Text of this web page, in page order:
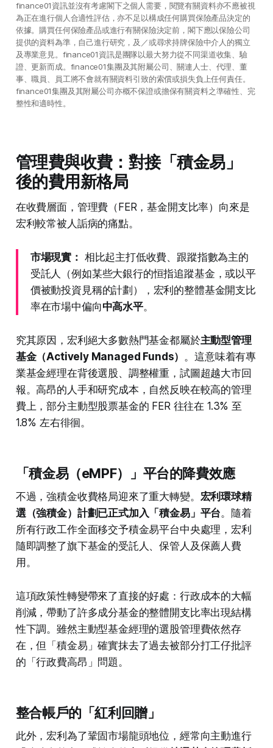
finance01資訊並沒有考慮閣下之個人需要，閱覽有關資料亦不應被視
為正在進行個人合適性評估，亦不足以構成任何購買保險產品決定的
依據。購買任何保險產品或進行有關保險決定前，閣下應以保險公司
提供的資料為準，自己進行研究，及／或尋求持牌保險中介人的獨立
及專業意見。finance01資訊是團隊以最大努力從不同渠道收集、驗
證、更新而成。finance01集團及其附屬公司、關連人士、代理、董
事、職員、員工將不會就有關資料引致的索償或損失負上任何責任。
finance01集團及其附屬公司亦概不保證或擔保有關資料之準確性、完
整性和適時性。
管理費與收費：對接「積金易」
後的費用新格局
在收費層面，管理費（FER，基金開支比率）向來是
宏利較常被人詬病的痛點。
市場現實： 相比起主打低收費、跟蹤指數為主的
受託人（例如某些大銀行的恒指追蹤基金，或以平
價被動投資見稱的計劃），宏利的整體基金開支比
率在市場中偏向中高水平。
究其原因，宏利絕大多數熱門基金都屬於主動型管理
基金（Actively Managed Funds） 。這意味着有專
業基金經理在背後選股、調整權重，試圖超越大市回
報。高昂的人手和研究成本，自然反映在較高的管理
費上，部分主動型股票基金的 FER 往往在 1.3% 至
1.8% 左右徘徊。
「積金易（eMPF）」平台的降費效應
不過，強積金收費格局迎來了重大轉變。 宏利環球精
選（強積金）計劃已正式加入「積金易」平台。隨着
所有行政工作全面移交予積金易平台中央處理，宏利
隨即調整了旗下基金的受託人、保管人及保薦人費
用。
這項政策性轉變帶來了直接的好處：行政成本的大幅
削減，帶動了許多成分基金的整體開支比率出現結構
性下調。雖然主動型基金經理的選股管理費依然存
在，但「積金易」確實抹去了過去被部分打工仔批評
的「行政費高昂」問題。
整合帳戶的「紅利回贈」
此外，宏利為了鞏固市場龍頭地位，經常向主動進行